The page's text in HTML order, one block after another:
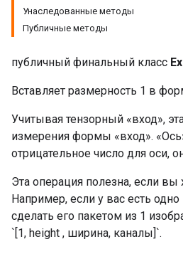
Унаследованные методы
Публичные методы
публичный финальный класс
Вставляет размерность 1 в
Учитывая тензорный «вход»,
измерения формы «вход».
отрицательное число для оси,
Эта операция полезна, если
Например, если у вас есть
сделать его пакетом из 1
`[1, height , ширина, каналы]`.